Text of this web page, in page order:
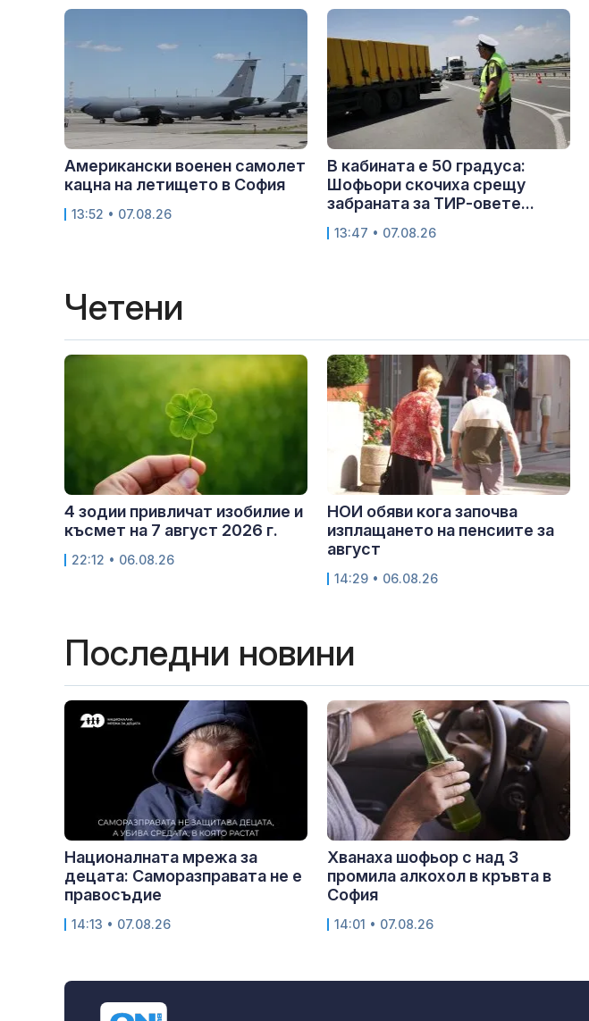
Американски военен самолет
кацна на летището в София
13:52 • 07.08.26
В кабината е 50 градуса:
Шофьори скочиха срещу
забраната за ТИР-овете...
13:47 • 07.08.26
Четени
4 зодии привличат изобилие и
късмет на 7 август 2026 г.
22:12 • 06.08.26
НОИ обяви кога започва
изплащането на пенсиите за
август
14:29 • 06.08.26
Последни новини
Националната мрежа за
децата: Саморазправата не е
правосъдие
14:13 • 07.08.26
Хванаха шофьор с над 3
промила алкохол в кръвта в
София
14:01 • 07.08.26